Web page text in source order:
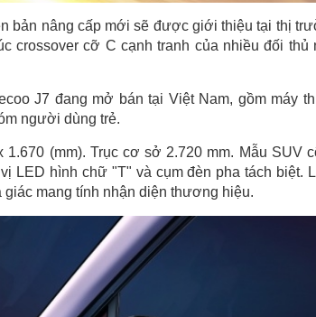
bản nâng cấp mới sẽ được giới thiệu tại thị
crossover cỡ C cạnh tranh của nhiều đối thủ
J7 đang mở bán tại Việt Nam, gồm máy
người dùng trẻ.
(mm). Trục cơ sở 2.720 mm. Mẫu SUV
LED hình chữ "T" và cụm đèn pha tách biệt.
mang tính nhận diện thương hiệu.